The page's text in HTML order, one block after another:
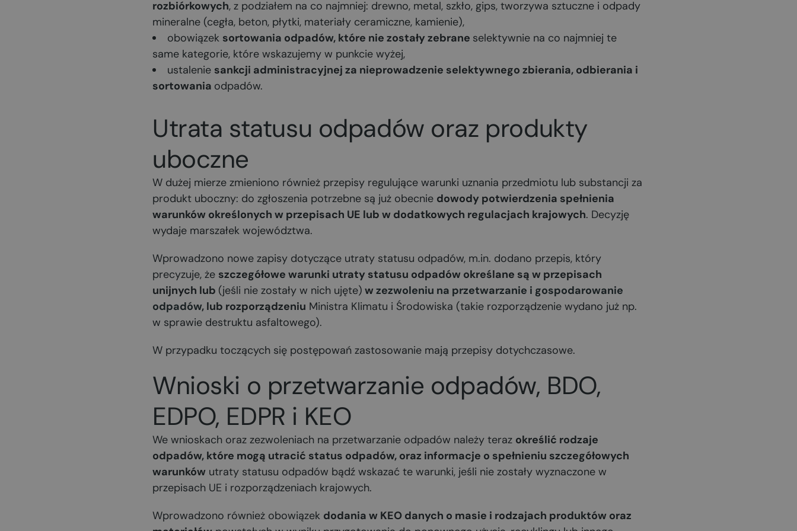
rozbiórkowych, z podziałem na co najmniej: drewno, metal, szkło, gips, tworzywa sztuczne i odpady
mineralne (cegła, beton, płytki, materiały ceramiczne, kamienie),
obowiązek sortowania odpadów, które nie zostały zebrane selektywnie na co najmniej te
same kategorie, które wskazujemy w punkcie wyżej,
ustalenie sankcji administracyjnej za nieprowadzenie selektywnego zbierania, odbierania i
sortowania odpadów.
Utrata statusu odpadów oraz produkty
uboczne
W dużej mierze zmieniono również przepisy regulujące warunki uznania przedmiotu lub substancji za
produkt uboczny: do zgłoszenia potrzebne są już obecnie dowody potwierdzenia spełnienia
warunków określonych w przepisach UE lub w dodatkowych regulacjach krajowych. Decyzję
wydaje marszałek województwa.
Wprowadzono nowe zapisy dotyczące utraty statusu odpadów, m.in. dodano przepis, który
precyzuje, że szczegółowe warunki utraty statusu odpadów określane są w przepisach
unijnych lub (jeśli nie zostały w nich ujęte) wzezwoleniu na przetwarzanie i gospodarowanie
odpadów, lub rozporządzeniu Ministra Klimatu i Środowiska (takie rozporządzenie wydano już np.
w sprawie destruktu asfaltowego).
W przypadku toczących się postępowań zastosowanie mają przepisy dotychczasowe.
Wnioski o przetwarzanie odpadów, BDO,
EDPO, EDPR i KEO
We wnioskach oraz zezwoleniach na przetwarzanie odpadów należy teraz określić rodzaje
odpadów, które mogą utracić status odpadów, oraz informacje o spełnieniu szczegółowych
warunków utraty statusu odpadów bądź wskazać te warunki, jeśli nie zostały wyznaczone w
przepisach UE i rozporządzeniach krajowych.
Wprowadzono również obowiązek dodania w KEO danych o masie i rodzajach produktów oraz